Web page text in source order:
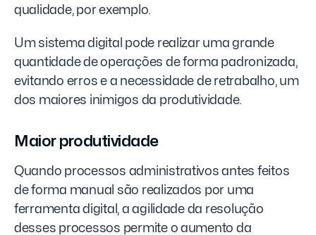
qualidade, por exemplo.
Um sistema digital pode realizar uma grande
quantidade de operações de forma padronizada,
evitando erros e a necessidade de retrabalho, um
dos maiores inimigos da produtividade.
Maior produtividade
Quando processos administrativos antes feitos
de forma manual são realizados por uma
ferramenta digital, a agilidade da resolução
desses processos permite o aumento da